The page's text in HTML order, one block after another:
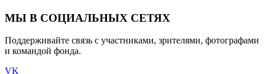
МЫ В СОЦИАЛЬНЫХ СЕТЯХ
Поддерживайте связь с участниками, зрителями, фотографами
и командой фонда.
VK